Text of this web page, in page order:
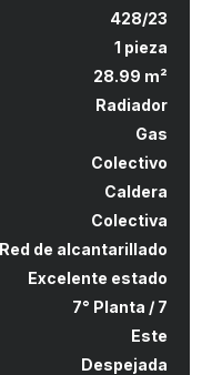
428/23
1 pieza
28.99 m²
Radiador
Gas
Colectivo
Caldera
Colectiva
Red de alcantarillado
Excelente estado
7° Planta / 7
Este
Despejada